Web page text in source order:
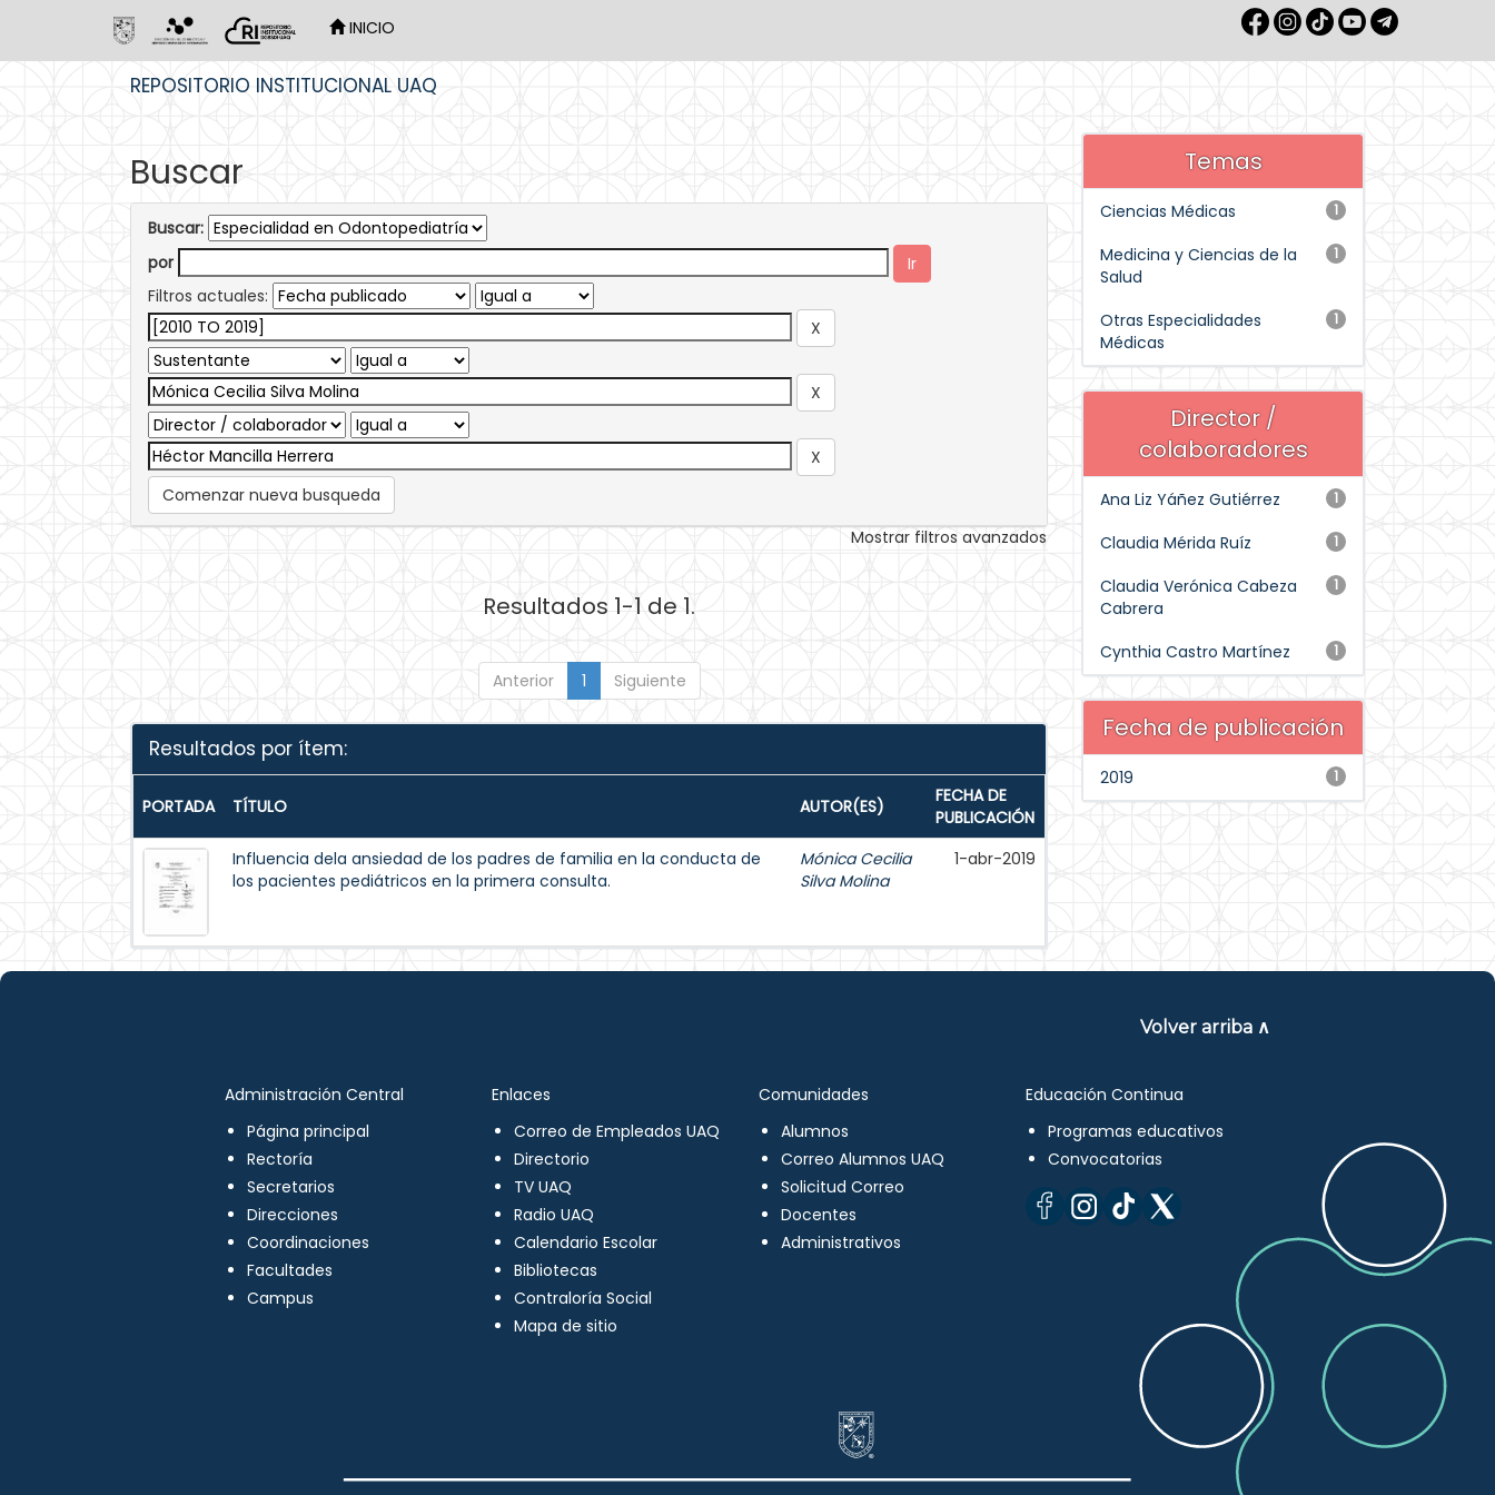
INICIO
REPOSITORIO INSTITUCIONAL UAQ
Buscar
Buscar:
por
Filtros actuales:
Comenzar nueva busqueda
Mostrar filtros avanzados
Resultados 1-1 de 1.
Anterior 1 Siguiente
Resultados por ítem:
PORTADA TÍTULO AUTOR(ES)
FECHA DE
PUBLICACIÓN
Influencia dela ansiedad de los padres de familia en la conducta de
los pacientes pediátricos en la primera consulta.
Mónica Cecilia
Silva Molina
1-abr-2019
Temas
1
Ciencias Médicas
1
Medicina y Ciencias de la
Salud
1
Otras Especialidades
Médicas
Director /
colaboradores
1
Ana Liz Yáñez Gutiérrez
1
Claudia Mérida Ruíz
1
Claudia Verónica Cabeza
Cabrera
1
Cynthia Castro Martínez
Fecha de publicación
1
2019
Volver arriba ∧
Administración Central
Página principal
Rectoría
Secretarios
Direcciones
Coordinaciones
Facultades
Campus
Enlaces
Correo de Empleados UAQ
Directorio
TV UAQ
Radio UAQ
Calendario Escolar
Bibliotecas
Contraloría Social
Mapa de sitio
Comunidades
Alumnos
Correo Alumnos UAQ
Solicitud Correo
Docentes
Administrativos
Educación Continua
Programas educativos
Convocatorias